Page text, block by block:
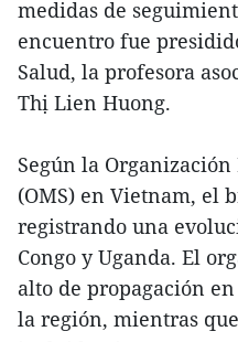
medidas de
encuentro fue
Salud, la profesora
Thị Lien Huong.
Según la
(OMS) en Vietnam, el
registrando una
Congo y Uganda. El
alto de propagación
la región, mientras